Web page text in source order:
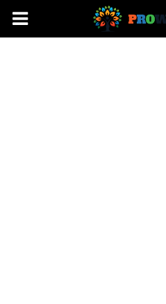
Prowital.pl